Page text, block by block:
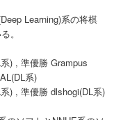
Learning)系の将棋
。
) , 準優勝 Grampus
系)
) , 準優勝 dlshogi(DL系)